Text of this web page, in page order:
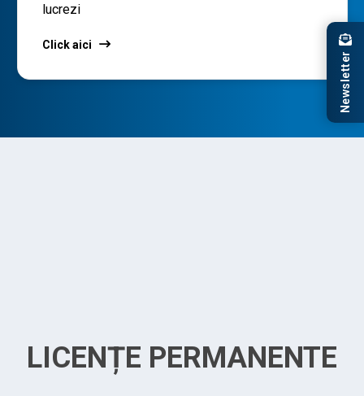
lucrezi
Click aici
LICENȚE PERMANENTE
Newsletter